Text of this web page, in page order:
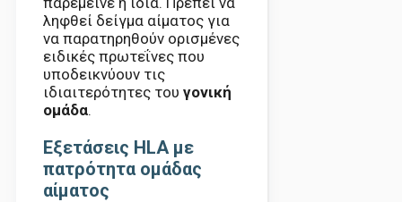
ληφθεί δείγμα αίματος για
να παρατηρηθούν ορισμένες
ειδικές πρωτεΐνες που
υποδεικνύουν τις
ιδιαιτερότητες του γονική
ομάδα.
Εξετάσεις HLA με
πατρότητα ομάδας
αίματος